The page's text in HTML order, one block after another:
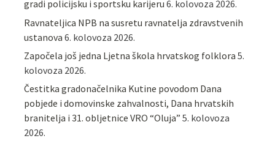
gradi policijsku i sportsku karijeru 6. kolovoza 2026.
Ravnateljica NPB na susretu ravnatelja zdravstvenih
ustanova 6. kolovoza 2026.
Započela još jedna Ljetna škola hrvatskog folklora 5.
kolovoza 2026.
Čestitka gradonačelnika Kutine povodom Dana
pobjede i domovinske zahvalnosti, Dana hrvatskih
branitelja i 31. obljetnice VRO “Oluja” 5. kolovoza
2026.